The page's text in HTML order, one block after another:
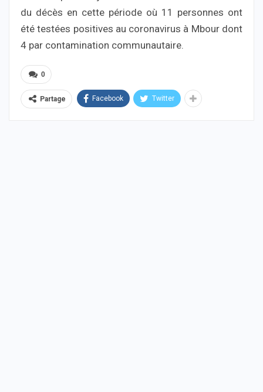
du décès en cette période où 11 personnes ont
été testées positives au coronavirus à Mbour dont
4 par contamination communautaire.
0
Partage Facebook Twitter